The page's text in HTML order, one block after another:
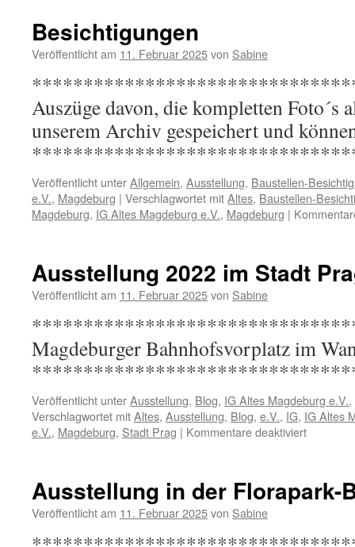
Besichtigungen
Veröffentlicht am 11. Februar 2025von Sabine
*********************************
Auszüge davon, die kompletten Foto´s
unserem Archiv gespeichert und
Veröffentlicht unterAllgemein, Ausstellung, Baustellen-
e.V., Magdeburg | Verschlagwortet mitAltes, Baustellen-
Magdeburg, IG Altes Magdeburg e.V., Magdeburg |
Ausstellung 2022 im Stadt
Veröffentlicht am 11. Februar 2025von Sabine
*********************************
Magdeburger Bahnhofsvorplatz im
Veröffentlicht unterAusstellung, Blog, IG Altes Magdeburg e.V.,
Verschlagwortet mitAltes, Ausstellung, Blog, e.V., IG, IG Altes
e.V., Magdeburg, Stadt Prag | Kommentare deaktiviertfür
Stadt
Ausstellung in der Florapark-
Veröffentlicht am 11. Februar 2025von Sabine